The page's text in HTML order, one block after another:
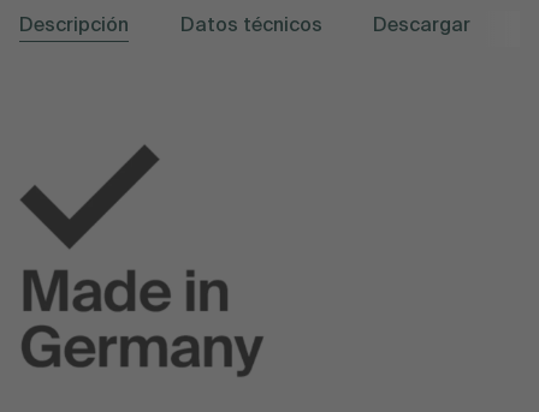
Descripción Datos técnicos Descargar